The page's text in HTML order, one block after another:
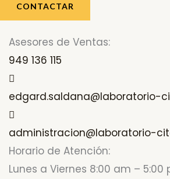
CONTACTAR
Asesores de Ventas:
949 136 115
edgard.saldana@laboratorio-
administracion@laboratorio-
Horario de Atención:
Lunes a Viernes 8:00 am – 5:00